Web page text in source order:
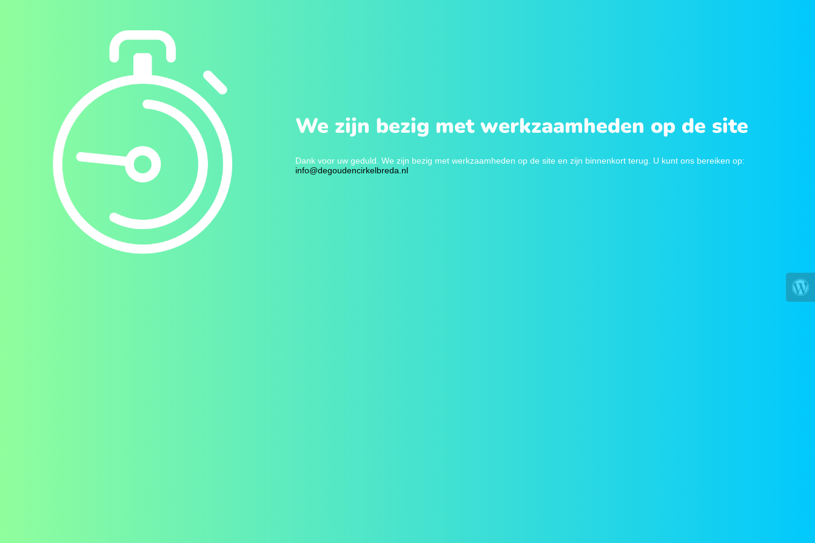
We zijn bezig met werkzaamheden op de site
Dank voor uw geduld. We zijn bezig met werkzaamheden op de site en zijn binnenkort terug. U kunt ons bereiken op:
info@degoudencirkelbreda.nl